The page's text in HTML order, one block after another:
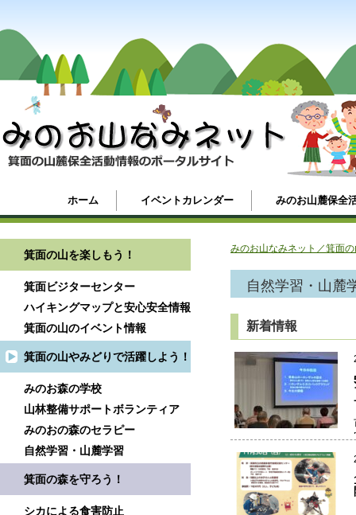
ホーム イベントカレンダー みのお山麓保全
箕面の山を楽しもう！
箕面ビジターセンター
ハイキングマップと安心安全情報
箕面の山のイベント情報
箕面の山やみどりで活躍しよう！
みのお森の学校
山林整備サポートボランティア
みのおの森のセラピー
自然学習・山麓学習
箕面の森を守ろう！
シカによる食害防止
みのお山なみネット／箕面
自然学習・山麓
新着情報